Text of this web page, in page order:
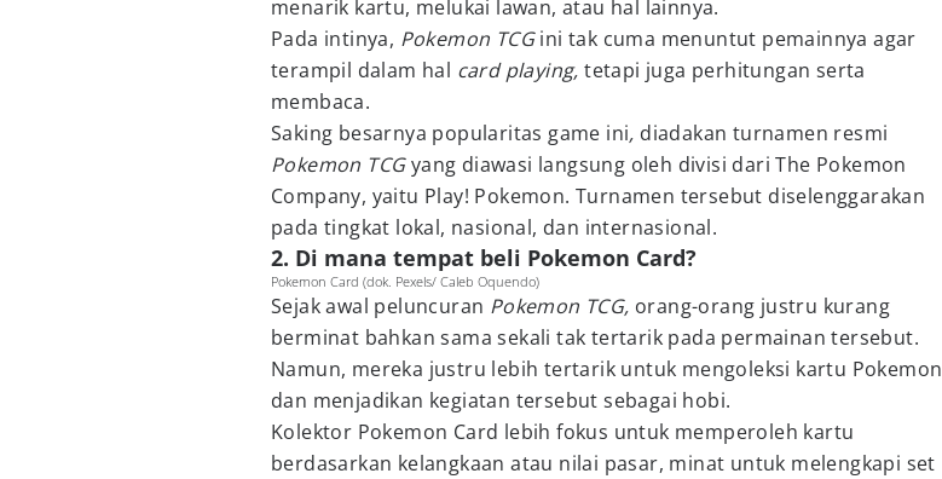
menarik kartu, melukai lawan, atau hal lainnya.
Pada intinya, Pokemon TCGini tak cuma menuntut pemainnya agar
terampil dalam hal card playing,tetapi juga perhitungan serta
membaca.
Saking besarnya popularitas game ini, diadakan turnamen resmi
Pokemon TCGyang diawasi langsung oleh divisi dari The Pokemon
Company, yaitu Play! Pokemon. Turnamen tersebut diselenggarakan
pada tingkat lokal, nasional, dan internasional.
2. Di mana tempat beli Pokemon Card?
Pokemon Card (dok. Pexels/ Caleb Oquendo)
Sejak awal peluncuran Pokemon TCG, orang-orang justru kurang
berminat bahkan sama sekali tak tertarik pada permainan tersebut.
Namun, mereka justru lebih tertarik untuk mengoleksi kartu Pokemon
dan menjadikan kegiatan tersebut sebagai hobi.
Kolektor Pokemon Card lebih fokus untuk memperoleh kartu
berdasarkan kelangkaan atau nilai pasar, minat untuk melengkapi set